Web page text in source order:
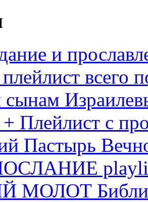
и
Плейлист с
Пастырь
МОЛОТ Библия